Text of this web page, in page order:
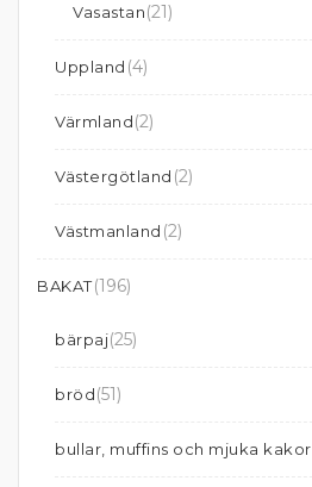
Vasastan(21)
Uppland (4)
Värmland(2)
Västergötland (2)
Västmanland (2)
BAKAT(196)
bärpaj(25)
bröd(51)
bullar, muffins och mjuka kakor